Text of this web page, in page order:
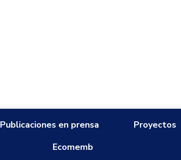
Publicaciones en prensa
Proyectos
Ecomemb